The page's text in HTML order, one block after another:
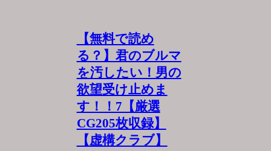
【無料で読め
る？】君のブルマ
を汚したい！男の
欲望受け止めま
す！！7【厳選
CG205枚収録】
【虚構クラブ】